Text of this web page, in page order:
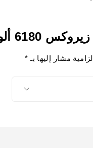
مشار إليها بـ *